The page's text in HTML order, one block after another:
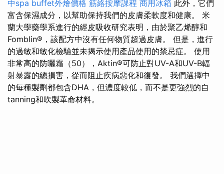
中spa buffet外燴價格 筋絡按摩課程 商用冰箱 此外，它們
富含保濕成分，以幫助保持我們的皮膚柔軟度和健康。 米
蘭大學藥學系進行的經皮吸收研究表明，由於聚乙烯醇和
Fomblin®，該配方中沒有任何物質超過皮膚。 但是，進行
的過敏和敏化檢驗並未揭示使用產品使用的禁忌症。 使用
非常高的防曬霜（50），Aktin®可防止對UV-A和UV-B輻
射暴露的總損害，從而阻止疾病惡化和復發。 我們選擇中
的每種製劑都包含DHA，但濃度較低，而不是更強烈的自
tanning和吹製革命材料。